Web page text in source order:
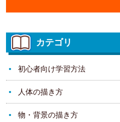
カテゴリ
初心者向け学習方法
人体の描き方
物・背景の描き方